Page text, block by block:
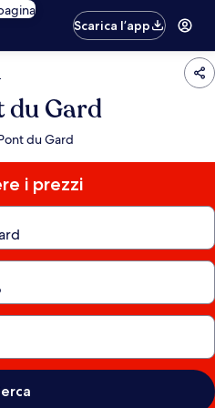
Scarica l’app
du Gard
du Gard
i prezzi